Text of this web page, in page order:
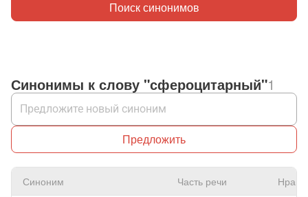
Поиск синонимов
Синонимы к слову "сфероцитарный"1
Предложить
Синоним Часть речи